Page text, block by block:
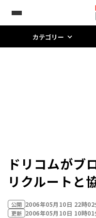
カテゴリー
ドリコムがブ
リクルートと
公開 2006年05月10日 22時02
更新 2006年05月10日 10時01